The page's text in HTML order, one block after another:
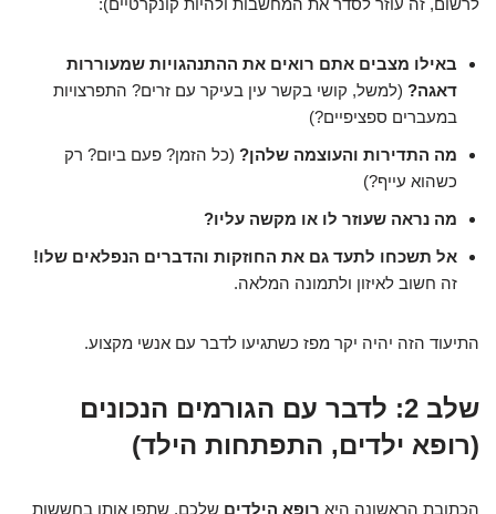
לרשום, זה עוזר לסדר את המחשבות ולהיות קונקרטיים):
באילו מצבים אתם רואים את ההתנהגויות שמעוררות
דאגה? (למשל, קושי בקשר עין בעיקר עם זרים? התפרצויות
במעברים ספציפיים?)
מה התדירות והעוצמה שלהן? (כל הזמן? פעם ביום? רק
כשהוא עייף?)
מה נראה שעוזר לו או מקשה עליו?
אל תשכחו לתעד גם את החוזקות והדברים הנפלאים שלו!
זה חשוב לאיזון ולתמונה המלאה.
התיעוד הזה יהיה יקר מפז כשתגיעו לדבר עם אנשי מקצוע.
שלב 2: לדבר עם הגורמים הנכונים
(רופא ילדים, התפתחות הילד)
הכתובת הראשונה היא רופא הילדים שלכם. שתפו אותו בחששות